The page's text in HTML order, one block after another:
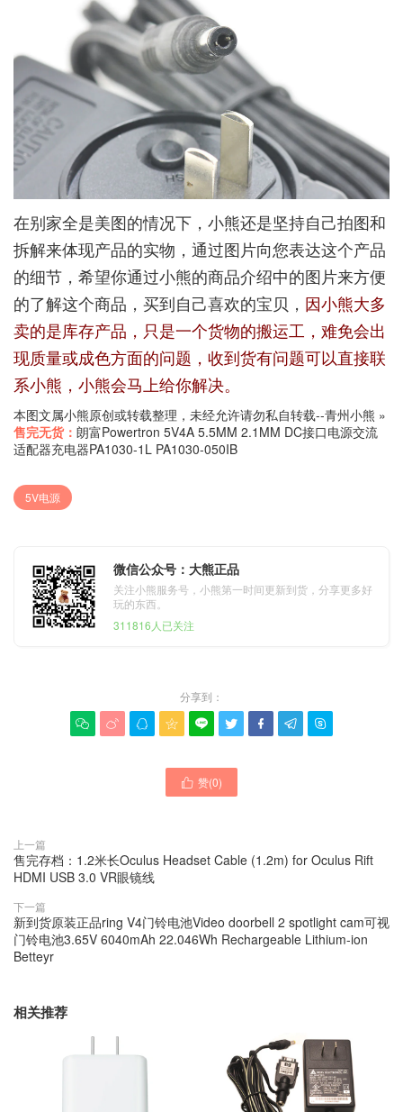
在别家全是美图的情况下，小熊还是坚持自己拍图和
拆解来体现产品的实物，通过图片向您表达这个产品
的细节，希望你通过小熊的商品介绍中的图片来方便
的了解这个商品，买到自己喜欢的宝贝， 因小熊大多
卖的是库存产品，只是一个货物的搬运工，难免会出
现质量或成色方面的问题，收到货有问题可以直接联
系小熊，小熊会马上给你解决。
本图文属小熊原创或转载整理，未经允许请勿私自转载--青州小熊 »
售完无货： 朗富Powertron 5V4A 5.5MM 2.1MM DC接口电源交流
适配器充电器PA1030-1L PA1030-050IB
5V电源
微信公众号：大熊正品
关注小熊服务号，小熊第一时间更新到货，分享更多好
玩的东西。
311816人已关注
分享到：
        
 赞(0)
上一篇
售完存档：1.2米长Oculus Headset Cable (1.2m) for Oculus Rift
HDMI USB 3.0 VR眼镜线
下一篇
新到货原装正品ring V4门铃电池Video doorbell 2 spotlight cam可视
门铃电池3.65V 6040mAh 22.046Wh Rechargeable Lithium-ion
Betteyr
相关推荐